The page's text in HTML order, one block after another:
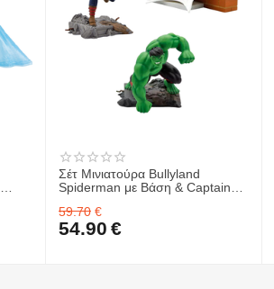
Σέτ Μινιατούρα Bullyland
Spiderman με Βάση & Captain
Avengers)
59.70 €
54.90 €